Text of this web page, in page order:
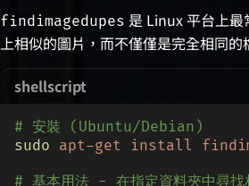
findimagedupes 是 Linux 平台上
上相似的圖片，而不僅僅是完全相同的
shellscript
# 安裝 (Ubuntu/Debian)
sudo apt-get install
# 基本用法 - 在指定資料夾中尋找